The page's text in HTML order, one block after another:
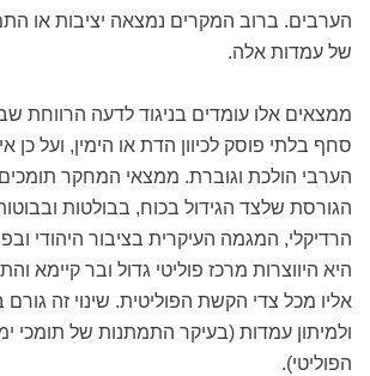
הערבים. ברוב המקרים נמצאה יציבות או
של עמדות אלה.
ממצאים אלו עומדים בניגוד לדעה הרווחת
סחף בלתי פוסק לכיוון הדת או הימין, ועל כן
הערבי הולכת וגוברת. ממצאי המחקר
הגורסת שלצד הגידול בכוח, בבולטות
הרדיקלי, המגמה העיקרית בציבור היהודי
היא היווצרות מרכז פוליטי גדול ובר קיימא
אליו מכל צדי הקשת הפוליטית. שינוי זה גורם
ולמיתון עמדות (בעיקר התמתנות של תומכי
הפוליטי).